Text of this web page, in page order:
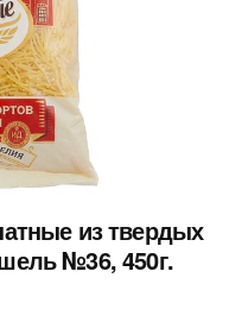
из твердых
№36, 450г.